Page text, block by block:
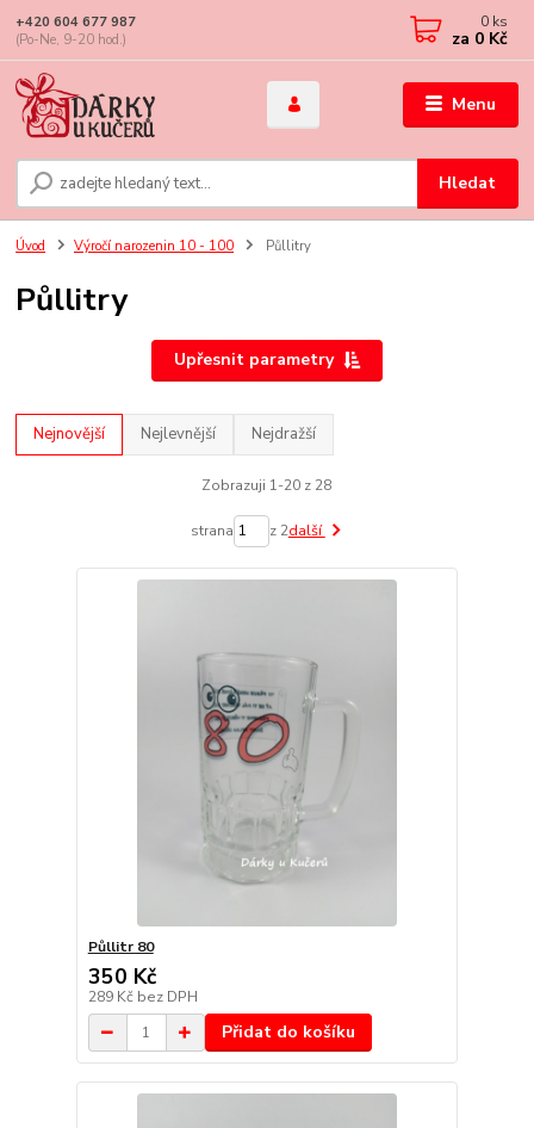
Menu
Hledat
+420 604 677 987
(Po-Ne, 9-20 hod.)
0 ks
za 0 Kč
Úvod Výročí narozenin 10 - 100 Půllitry
Půllitry
Upřesnit parametry
Nejnovější Nejlevnější Nejdražší
Zobrazuji 1-20 z 28
strana z 2další
Půllitr 80
350 Kč
289 Kč bez DPH
Přidat do košíku